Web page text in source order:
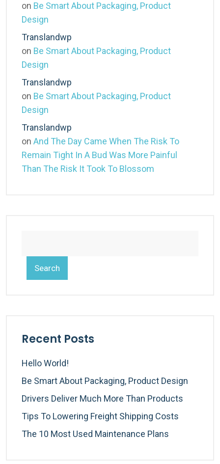
on Be Smart About Packaging, Product
Design
Translandwp
on Be Smart About Packaging, Product
Design
Translandwp
on Be Smart About Packaging, Product
Design
Translandwp
on And The Day Came When The Risk To
Remain Tight In A Bud Was More Painful
Than The Risk It Took To Blossom
Search
Recent Posts
Hello World!
Be Smart About Packaging, Product Design
Drivers Deliver Much More Than Products
Tips To Lowering Freight Shipping Costs
The 10 Most Used Maintenance Plans